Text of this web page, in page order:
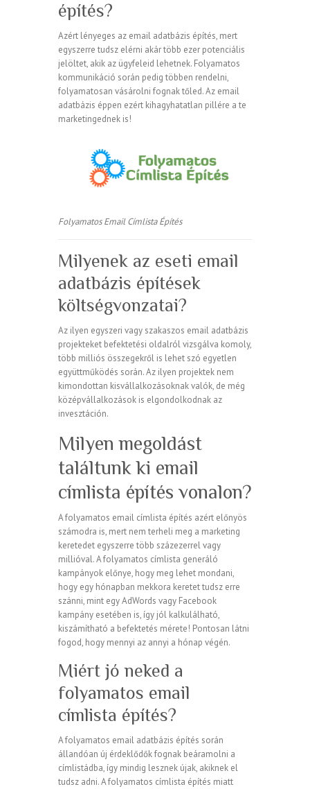
építés?
Azért lényeges az email adatbázis építés, mert
egyszerre tudsz elérni akár több ezer potenciális
jelöltet, akik az ügyfeleid lehetnek. Folyamatos
kommunikáció során pedig többen rendelni,
folyamatosan vásárolni fognak tőled. Az email
adatbázis éppen ezért kihagyhatatlan pillére a te
marketingednek is!
Folyamatos Email Címlista Építés
Milyenek az eseti email
adatbázis építések
költségvonzatai?
Az ilyen egyszeri vagy szakaszos email adatbázis
projekteket befektetési oldalról vizsgálva komoly,
több milliós összegekről is lehet szó egyetlen
együttműködés során. Az ilyen projektek nem
kimondottan kisvállalkozásoknak valók, de még
középvállalkozások is elgondolkodnak az
invesztáción.
Milyen megoldást
találtunk ki email
címlista építés vonalon?
A folyamatos email címlista építés azért előnyös
számodra is, mert nem terheli meg a marketing
keretedet egyszerre több százezerrel vagy
millióval. A folyamatos címlista generáló
kampányok előnye, hogy meg lehet mondani,
hogy egy hónapban mekkora keretet tudsz erre
szánni, mint egy AdWords vagy Facebook
kampány esetében is, így jól kalkulálható,
kiszámítható a befektetés mérete! Pontosan látni
fogod, hogy mennyi az annyi a hónap végén.
Miért jó neked a
folyamatos email
címlista építés?
A folyamatos email adatbázis építés során
állandóan új érdeklődők fognak beáramolni a
címlistádba, így mindig lesznek újak, akiknek el
tudsz adni. A folyamatos címlista építés miatt